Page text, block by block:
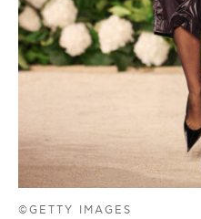
©GETTY IMAGES